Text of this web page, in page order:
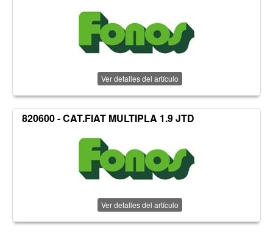
Ver detalles del artículo
820600 - CAT.FIAT MULTIPLA 1.9 JTD
Ver detalles del artículo